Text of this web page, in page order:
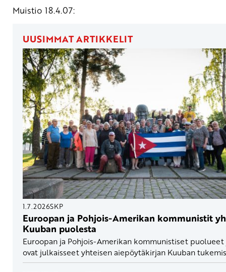
Muistio 18.4.07:
UUSIMMAT ARTIKKELIT
1.7.2026SKP
Euroopan ja Pohjois-Amerikan kommunistit
Kuuban puolesta
Euroopan ja Pohjois-Amerikan kommunistiset
ovat julkaisseet yhteisen aiepöytäkirjan Kuuban